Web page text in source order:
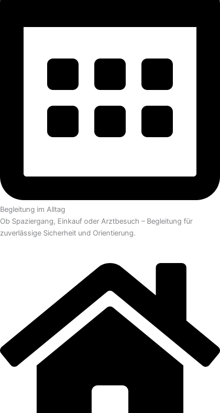
Begleitung im Alltag
Ob Spaziergang, Einkauf oder Arztbesuch – Begleitung für
zuverlässige Sicherheit und Orientierung.